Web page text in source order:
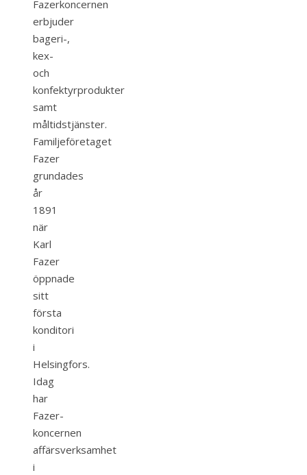
Fazerkoncernen
erbjuder
bageri-,
kex-
och
konfektyrprodukter
samt
måltidstjänster.
Familjeföretaget
Fazer
grundades
år
1891
när
Karl
Fazer
öppnade
sitt
första
konditori
i
Helsingfors.
Idag
har
Fazer-
koncernen
affärsverksamhet
i